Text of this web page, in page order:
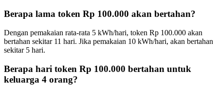
Berapa lama token Rp 100.000 akan bertahan?
Dengan pemakaian rata-rata 5 kWh/hari, token Rp 100.000 akan
bertahan sekitar 11 hari. Jika pemakaian 10 kWh/hari, akan bertahan
sekitar 5 hari.
Berapa hari token Rp 100.000 bertahan untuk
keluarga 4 orang?